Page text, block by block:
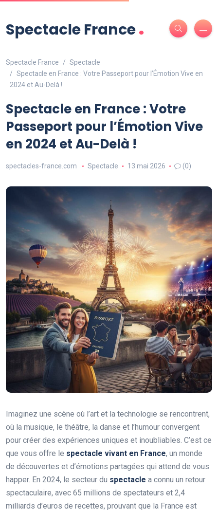
Spectacle France.
Spectacle France
Spectacle
Spectacle en France : Votre Passeport pour l’Émotion Vive en
2024 et Au-Delà !
Spectacle en France : Votre
Passeport pour l’Émotion Vive
en 2024 et Au-Delà !
spectacles-france.com Spectacle 13 mai 2026 (0)
Imaginez une scène où l’art et la technologie se rencontrent,
où la musique, le théâtre, la danse et l’humour convergent
pour créer des expériences uniques et inoubliables. C’est ce
que vous offre le spectacle vivant en France, un monde
de découvertes et d’émotions partagées qui attend de vous
happer. En 2024, le secteur du spectacle a connu un retour
spectaculaire, avec 65 millions de spectateurs et 2,4
milliards d’euros de recettes, prouvant que la France est